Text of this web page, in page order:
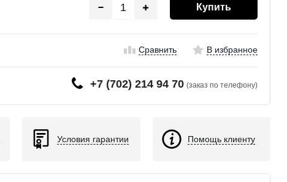
Купить
Сравнить В избранное
+7 (702) 214 94 70 (заказ по телефону)
Условия гарантии Помощь клиенту